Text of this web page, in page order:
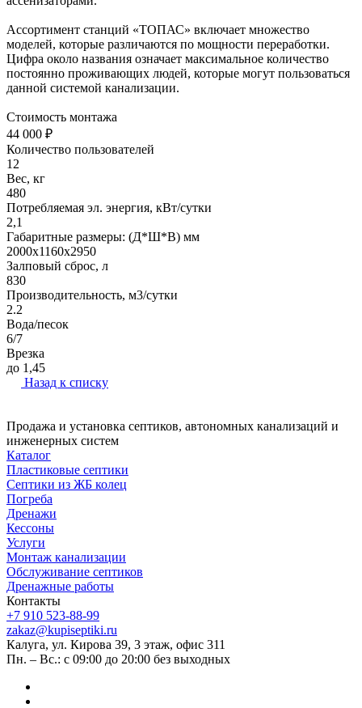
Ассортимент станций «ТОПАС» включает множество
моделей, которые различаются по мощности переработки.
Цифра около названия означает максимальное количество
постоянно проживающих людей, которые могут пользоваться
данной системой канализации.
Стоимость монтажа
44 000 ₽
Количество пользователей
12
Вес, кг
480
Потребляемая эл. энергия, кВт/сутки
2,1
Габаритные размеры: (Д*Ш*В) мм
2000х1160х2950
Залповый сброс, л
830
Производительность, м3/сутки
2.2
Вода/песок
6/7
Врезка
до 1,45
Назад к списку
Продажа и установка септиков, автономных канализаций и
инженерных систем
Каталог
Пластиковые септики
Септики из ЖБ колец
Погреба
Дренажи
Кессоны
Услуги
Монтаж канализации
Обслуживание септиков
Дренажные работы
Контакты
+7 910 523-88-99
zakaz@kupiseptiki.ru
Калуга, ул. Кирова 39, 3 этаж, офис 311
Пн. – Вс.: с 09:00 до 20:00 без выходных